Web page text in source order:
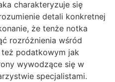
charakteryzuje się
detali konkretnej
że tenże notka
rozróżnienia wśród
też podatkowym jak
wywodzące się w
specjalistami.